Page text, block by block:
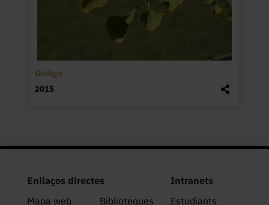
Ginkgo
2015
Enllaços directes
Mapa web
Biblioteques
Intranets
Estudiants